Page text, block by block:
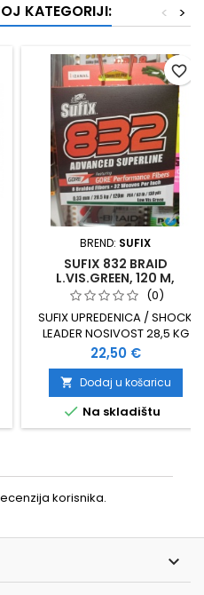
KATEGORIJI: >
<
BREND: SUFIX
SUFIX 832 BRAID
L.VIS.GREEN, 120 M,
0,33MM (0)
SUFIX UPREDENICA / SHOCK
LEADER NOSIVOST 28,5 KG
DEBLJINA 0,33 120 METARA
TONUĆA VELIKA SNAGA NA
ČVORU, VELIKA OTPORNOST
NA HABANJE BOJA: LOW VIS
GREEN
Cijena
22,50 €
 Dodaj u košaricu
 Na skladištu
favorite_border
korisnika.
